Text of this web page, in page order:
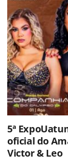
5ª
oficial do
Victor & Leo